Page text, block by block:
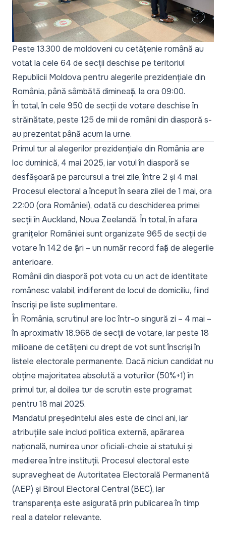
Peste 13.300 de moldoveni cu cetățenie română au
votat la cele 64 de secții deschise pe teritoriul
Republicii Moldova pentru alegerile prezidențiale din
România, până sâmbătă dimineață, la ora 09:00.
În total, în cele 950 de secții de votare deschise în
străinătate, peste 125 de mii de români din diasporă s-
au prezentat până acum la urne.
Primul tur al alegerilor prezidențiale din România are
loc duminică, 4 mai 2025, iar votul în diasporă se
desfășoară pe parcursul a trei zile, între 2 și 4 mai.
Procesul electoral a început în seara zilei de 1 mai, ora
22:00 (ora României), odată cu deschiderea primei
secții în Auckland, Noua Zeelandă. În total, în afara
granițelor României sunt organizate 965 de secții de
votare în 142 de țări – un număr record față de alegerile
anterioare.
Românii din diasporă pot vota cu un act de identitate
românesc valabil, indiferent de locul de domiciliu, fiind
înscriși pe liste suplimentare.
În România, scrutinul are loc într-o singură zi – 4 mai –
în aproximativ 18.968 de secții de votare, iar peste 18
milioane de cetățeni cu drept de vot sunt înscriși în
listele electorale permanente. Dacă niciun candidat nu
obține majoritatea absolută a voturilor (50%+1) în
primul tur, al doilea tur de scrutin este programat
pentru 18 mai 2025.
Mandatul președintelui ales este de cinci ani, iar
atribuțiile sale includ politica externă, apărarea
națională, numirea unor oficiali-cheie ai statului și
medierea între instituții. Procesul electoral este
supravegheat de Autoritatea Electorală Permanentă
(AEP) și Biroul Electoral Central (BEC), iar
transparența este asigurată prin publicarea în timp
real a datelor relevante.